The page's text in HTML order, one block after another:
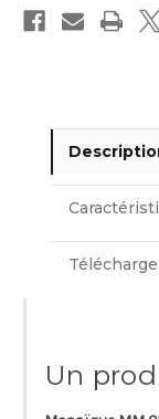
Un